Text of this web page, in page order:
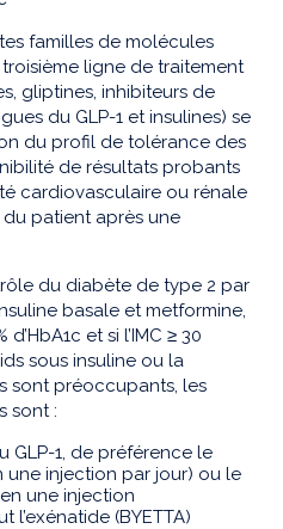
familles de molécules
ligne de traitement
gliptines, inhibiteurs de
du GLP-1 et insulines) se
du profil de tolérance des
de résultats probants
cardiovasculaire ou rénale
patient après une
du diabète de type 2 par
basale et metformine,
d’HbA1c et si l’IMC ≥ 30
sous insuline ou la
sont préoccupants, les
sont :
GLP-1, de préférence le
une injection par jour) ou le
une injection
(BYETTA)